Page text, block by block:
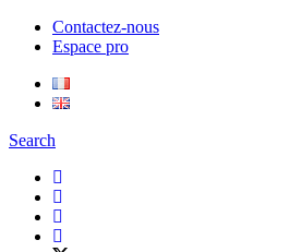
Contactez-nous
Espace pro
Search